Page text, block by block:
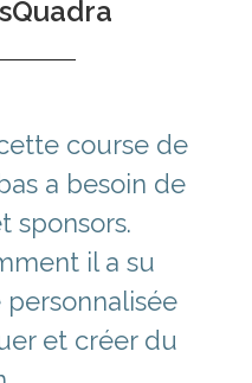
course de
a besoin de
sponsors.
il a su
et créer du